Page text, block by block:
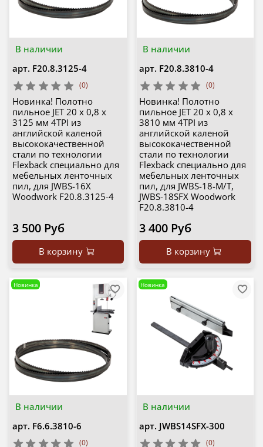
В наличии
арт. F20.8.3125-4
(0)
Новинка! Полотно
пильное JET 20 х 0,8 х
3125 мм 4TPI из
английской каленой
высококачественной
стали по технологии
Flexback специально для
мебельных ленточных
пил, для JWBS-16X
Woodwork F20.8.3125-4
3 500 Руб
В корзину
В наличии
арт. F20.8.3810-4
(0)
Новинка! Полотно
пильное JET 20 х 0,8 х
3810 мм 4TPI из
английской каленой
высококачественной
стали по технологии
Flexback специально для
мебельных ленточных
пил, для JWBS-18-M/T,
JWBS-18SFX Woodwork
F20.8.3810-4
3 400 Руб
В корзину
В наличии
Новинка
арт. F6.6.3810-6
(0)
В наличии
Новинка
арт. JWBS14SFX-300
(0)